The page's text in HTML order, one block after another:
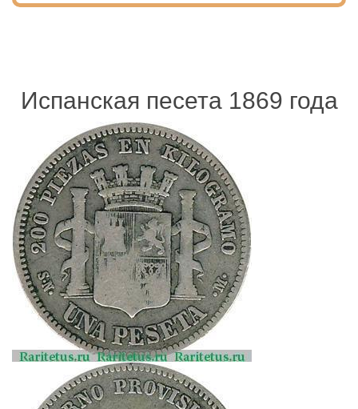
Испанская песета 1869 года